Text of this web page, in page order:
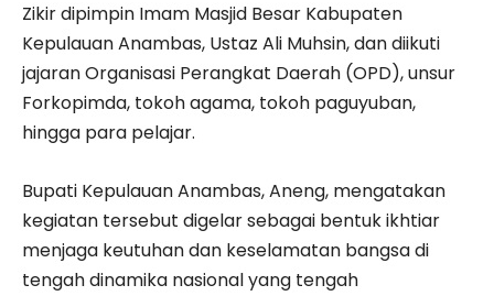
Zikir dipimpin Imam Masjid Besar Kabupaten
Kepulauan Anambas, Ustaz Ali Muhsin, dan diikuti
jajaran Organisasi Perangkat Daerah (OPD), unsur
Forkopimda, tokoh agama, tokoh paguyuban,
hingga para pelajar.
Bupati Kepulauan Anambas, Aneng, mengatakan
kegiatan tersebut digelar sebagai bentuk ikhtiar
menjaga keutuhan dan keselamatan bangsa di
tengah dinamika nasional yang tengah